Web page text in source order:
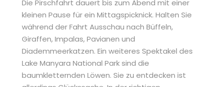
Die Pirschfahrt dauert bis zum Abend mit einer
kleinen Pause für ein Mittagspicknick. Halten Sie
während der Fahrt Ausschau nach Büffeln,
Giraffen, Impalas, Pavianen und
Diademmeerkatzen. Ein weiteres Spektakel des
Lake Manyara National Park sind die
baumkletternden Löwen. Sie zu entdecken ist